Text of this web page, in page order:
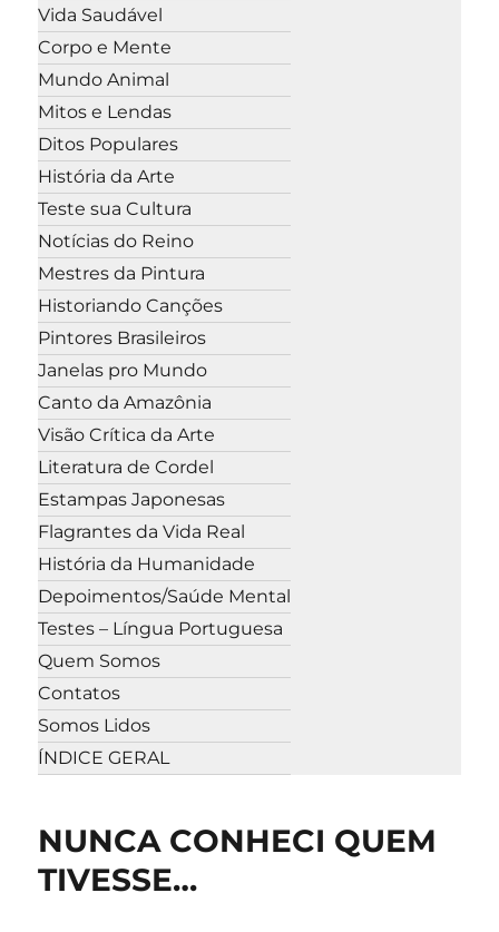
Vida Saudável
Corpo e Mente
Mundo Animal
Mitos e Lendas
Ditos Populares
História da Arte
Teste sua Cultura
Notícias do Reino
Mestres da Pintura
Historiando Canções
Pintores Brasileiros
Janelas pro Mundo
Canto da Amazônia
Visão Crítica da Arte
Literatura de Cordel
Estampas Japonesas
Flagrantes da Vida Real
História da Humanidade
Depoimentos/Saúde Mental
Testes – Língua Portuguesa
Quem Somos
Contatos
Somos Lidos
ÍNDICE GERAL
NUNCA CONHECI QUEM
TIVESSE…